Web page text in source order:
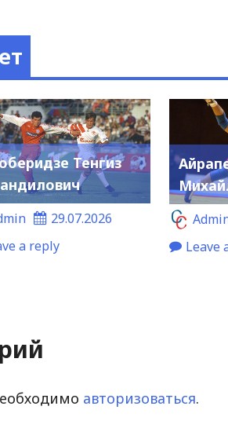
Тенгиз
29.07.2026
a reply
Leave
авторизоваться.